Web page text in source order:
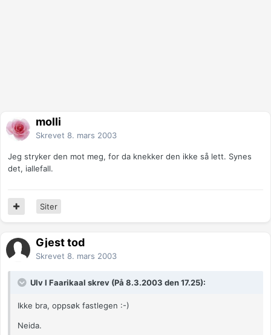
molli
Skrevet 8. mars 2003
Jeg stryker den mot meg, for da knekker den ikke så lett. Synes
det, iallefall.
Siter
Gjest tod
Skrevet 8. mars 2003
Ulv I Faarikaal skrev (På 8.3.2003 den 17.25):
Ikke bra, oppsøk fastlegen :-)
Neida.